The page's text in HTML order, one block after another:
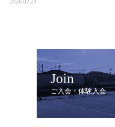
2026.07.21
Join
ご入会・体験入会